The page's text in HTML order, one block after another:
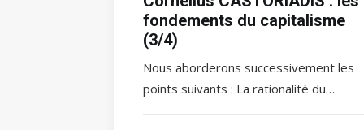
fondements du capitalisme
(3/4)
Nous aborderons successivement les
points suivants : La rationalité du…